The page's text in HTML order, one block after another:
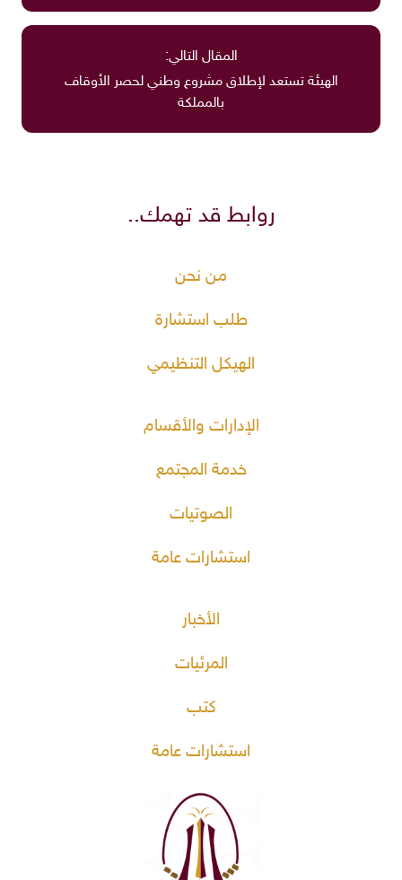
المقال التالي:
الهيئة تستعد لإطلاق مشروع وطني لحصر الأوقاف
بالمملكة
روابط قد تهمك..
من نحن
طلب استشارة
الهيكل التنظيمي
الإدارات والأقسام
خدمة المجتمع
الصوتيات
استشارات عامة
الأخبار
المرئيات
كتب
استشارات عامة